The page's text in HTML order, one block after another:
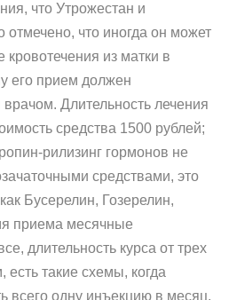
что Утрожестан и
что иногда он может
из матки в
его прием должен
врачом. Длительность лечения
средства 1500 рублей;
рилизинг гормонов не
средствами, это
Бусерелин, Гозерелин,
приема месячные
длительность курса от трех
есть такие схемы, когда
всего одну инъекцию в месяц.